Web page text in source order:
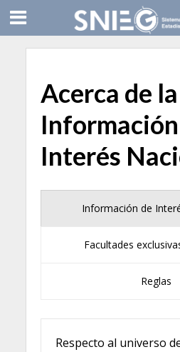
Acerca de la
Interés
Información de
Facultades
Reglas
Respecto al universo